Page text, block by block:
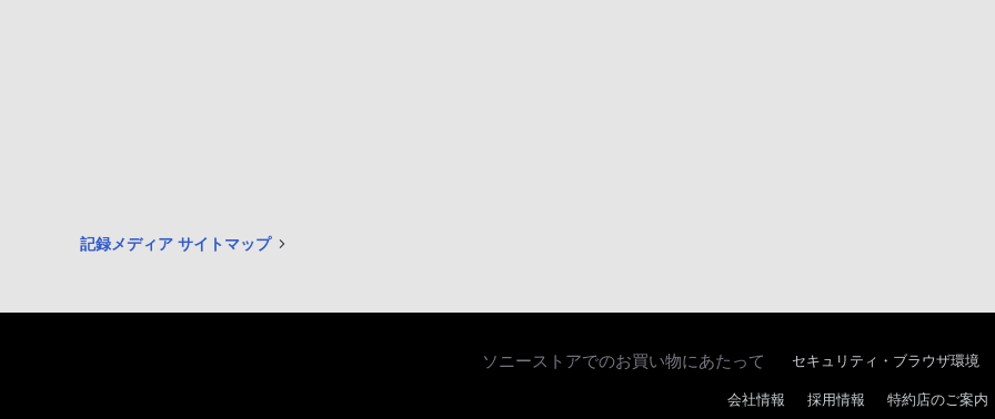
記録メディア サイトマップ
ソニーストアでのお買い物にあたって セキュリティ・ブラウザ環境
会社情報 採用情報 特約店のご案内